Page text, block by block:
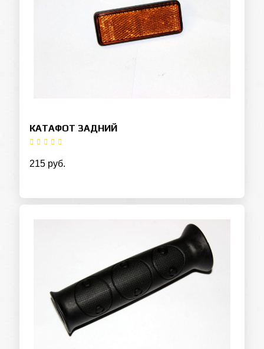
КАТАФОТ ЗАДНИЙ
215 руб.